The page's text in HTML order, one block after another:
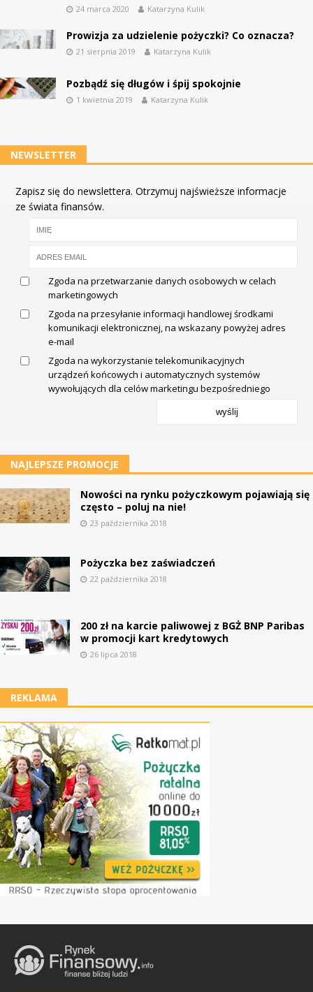
24 marca 2020 Katarzyna Kulik
Prowizja za udzielenie pożyczki? Co oznacza?
21 sierpnia 2019 Katarzyna Kulik
Pozbądź się długów i śpij spokojnie
1 kwietnia 2019 Katarzyna Kulik
NEWSLETTER
Zapisz się do newslettera. Otrzymuj najświeższe informacje
ze świata finansów.
Zgoda na przetwarzanie danych osobowych w celach
marketingowych
Zgoda na przesyłanie informacji handlowej środkami
komunikacji elektronicznej, na wskazany powyżej adres
e-mail
Zgoda na wykorzystanie telekomunikacyjnych
urządzeń końcowych i automatycznych systemów
wywołujących dla celów marketingu bezpośredniego
wyślij
NAJLEPSZE PROMOCJE
Nowości na rynku pożyczkowym pojawiają się
często – poluj na nie!
23 października 2018
Pożyczka bez zaświadczeń
22 października 2018
200 zł na karcie paliwowej z BGŻ BNP Paribas
w promocji kart kredytowych
26 lipca 2018
REKLAMA